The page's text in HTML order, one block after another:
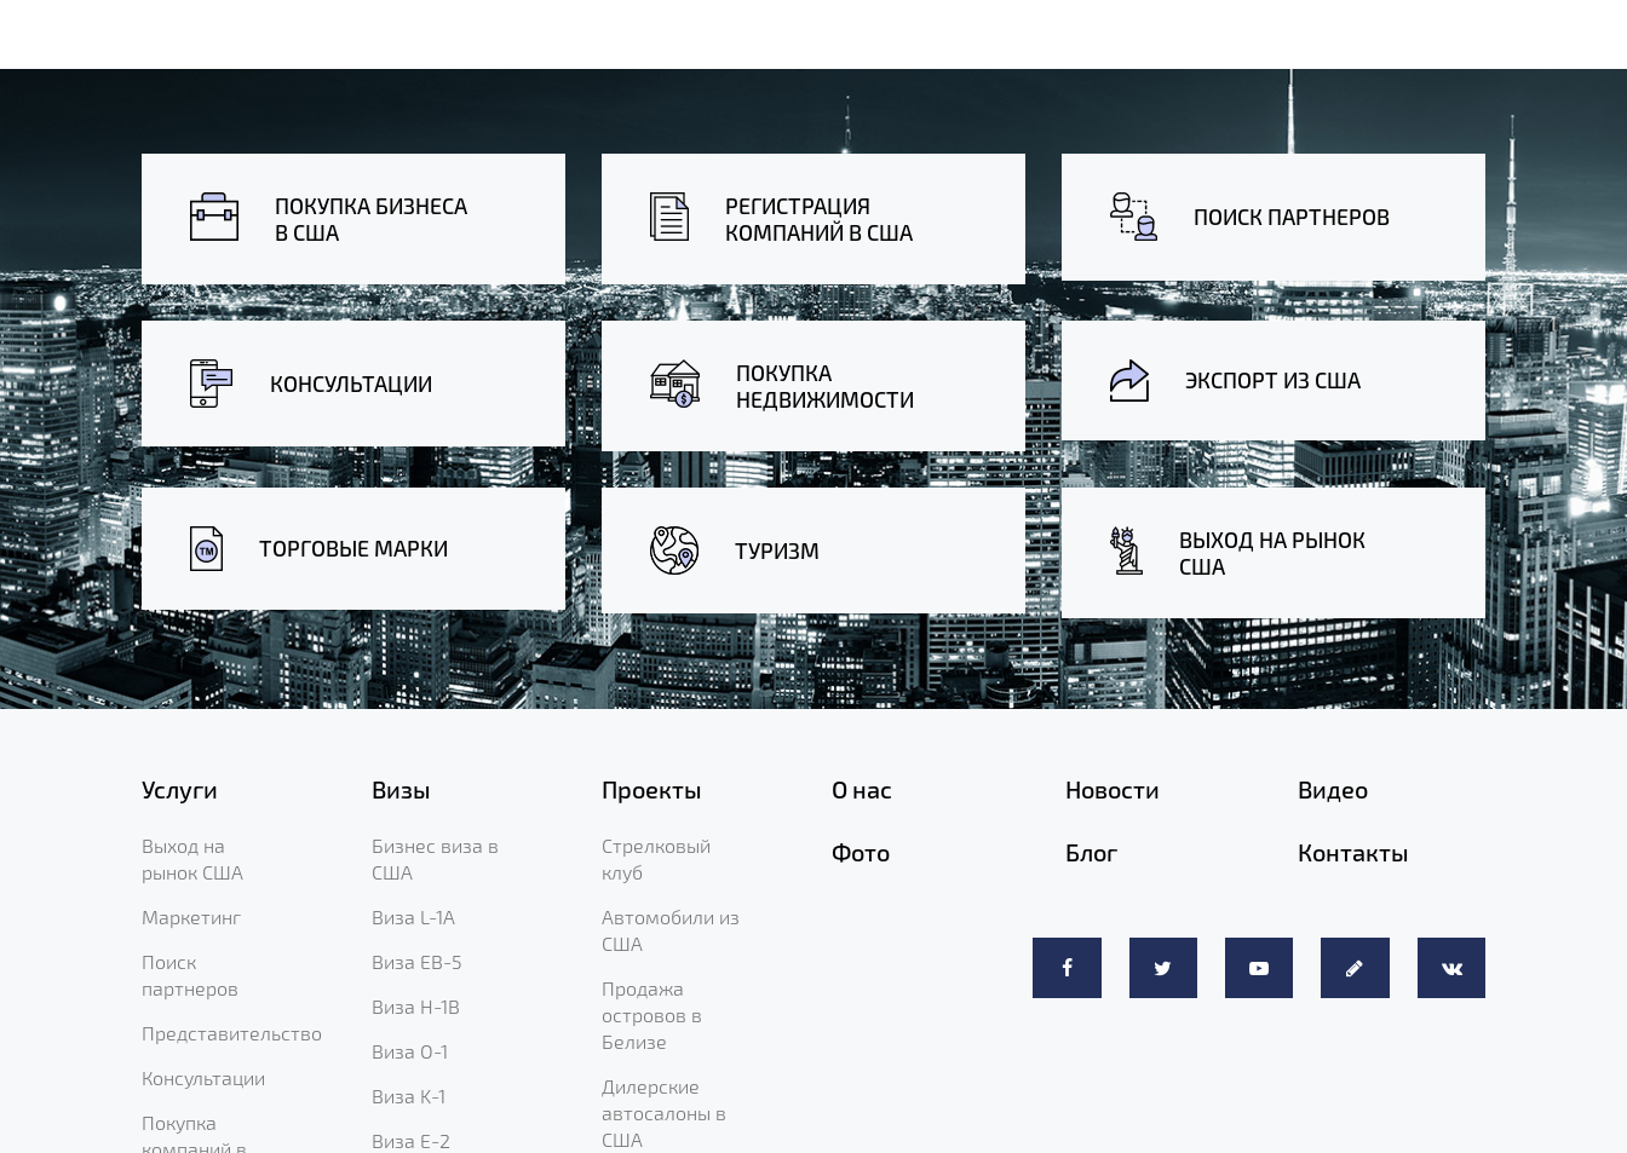
ПОКУПКА БИЗНЕСА
В США
РЕГИСТРАЦИЯ
КОМПАНИЙ В США
ПОИСК ПАРТНЕРОВ
КОНСУЛЬТАЦИИ
ПОКУПКА
НЕДВИЖИМОСТИ
ЭКСПОРТ ИЗ США
ТОРГОВЫЕ МАРКИ ТУРИЗМ
ВЫХОД НА РЫНОК
США
Услуги
Выход на
рынок США
Маркетинг
Поиск
партнеров
Представительство
Консультации
Покупка
Визы
Бизнес виза в
США
Виза L-1A
Виза EB-5
Виза H-1B
Виза O-1
Виза K-1
Виза E-2
Проекты
Стрелковый
клуб
Автомобили из
США
Продажа
островов в
Белизе
Дилерские
автосалоны в
США
О нас Новости Видео
Фото Блог Контакты